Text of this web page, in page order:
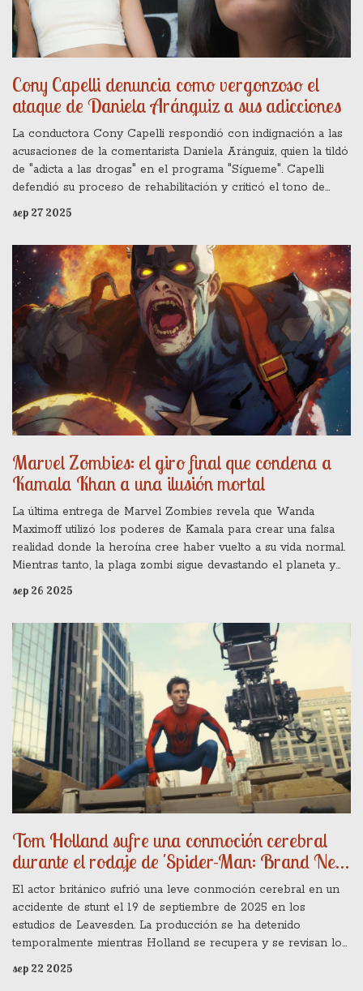
Cony Capelli denuncia como vergonzoso el
ataque de Daniela Aránguiz a sus adicciones
La conductora Cony Capelli respondió con indignación a las
acusaciones de la comentarista Daniela Aránguiz, quien la tildó
de "adicta a las drogas" en el programa "Sígueme". Capelli
defendió su proceso de rehabilitación y criticó el tono de
Aránguiz, calificándolo de vergonzoso. La disputa ha generado
más de 200 denuncias ante el CNTV y reaviva una enemistad
de Aránguiz, Jorge Valdivia.
sep 27 2025
Marvel Zombies: el giro final que condena a
Kamala Khan a una ilusión mortal
La última entrega de Marvel Zombies revela que Wanda
Maximoff utilizó los poderes de Kamala para crear una falsa
realidad donde la heroína cree haber vuelto a su vida normal.
Mientras tanto, la plaga zombi sigue devastando el planeta y
Riri Williams, que parecía muerta, sobrevive con un antídoto
experimental y lucha para liberar a Kamala de la ilusión.
sep 26 2025
Tom Holland sufre una conmoción cerebral
durante el rodaje de 'Spider-Man: Brand New
Day'
El actor británico sufrió una leve conmoción cerebral en un
accidente de stunt el 19 de septiembre de 2025 en los
estudios de Leavesden. La producción se ha detenido
temporalmente mientras Holland se recupera y se revisan los
protocolos de seguridad. Tras ser dado de alta, el actor tuvo
que abandonar un evento benéfico por malestar. Se espera
sep 22 2025